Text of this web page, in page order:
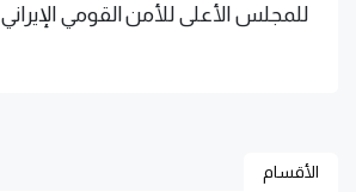
للمجلس الأعلى للأمن القومي الإيراني
الأقسام